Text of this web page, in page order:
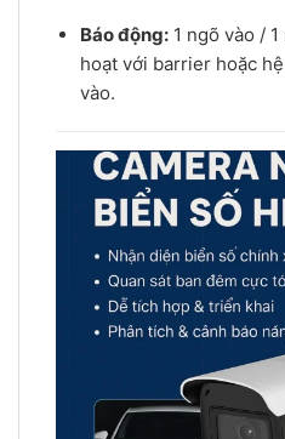
Báo động:1 ngõ vào / 1
hoạt với barrier hoặc
vào.